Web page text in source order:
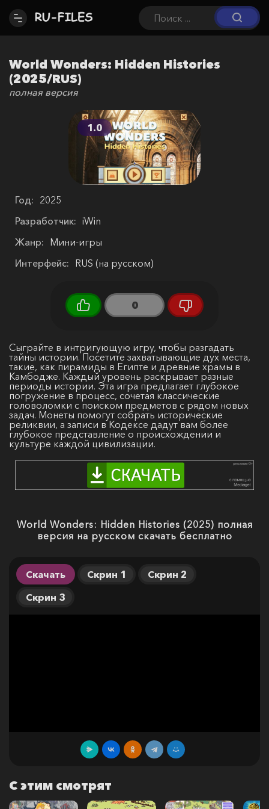
World Wonders: Hidden Histories
(2025/RUS)
полная версия
1.0
Год: 2025
Разработчик: iWin
Жанр: Мини-игры
Интерфейс: RUS (на русском)
0
Сыграйте в интригующую игру, чтобы разгадать
тайны истории. Посетите захватывающие дух места,
такие, как пирамиды в Египте и древние храмы в
Камбодже. Каждый уровень раскрывает разные
периоды истории. Эта игра предлагает глубокое
погружение в процесс, сочетая классические
головоломки с поиском предметов с рядом новых
задач. Монеты помогут собрать исторические
реликвии, а записи в Кодексе дадут вам более
глубокое представление о происхождении и
культуре каждой цивилизации.
World Wonders: Hidden Histories (2025) полная
версия на русском скачать бесплатно
Скачать Скрин 1
Скрин 2
Скрин 3
С этим смотрят